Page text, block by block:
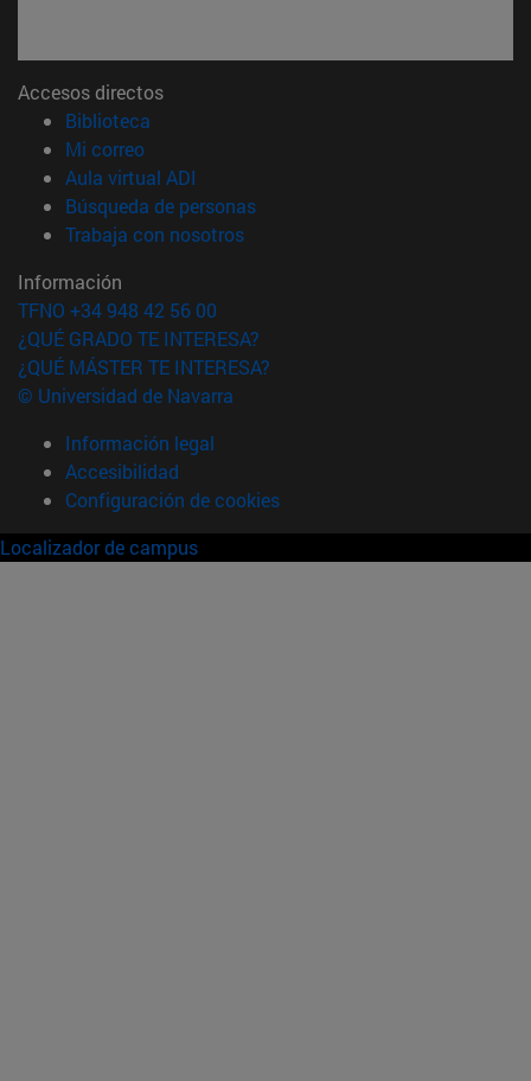
Accesos directos
Biblioteca
Mi correo(abre en nueva ventana)
Aula virtual ADI
Búsqueda de personas(abre en nueva ventana)
Trabaja con nosotros(abre en nueva ventana)
Información
TFNO +34 948 42 56 00
¿QUÉ GRADO TE INTERESA?
¿QUÉ MÁSTER TE INTERESA?
© Universidad de Navarra
Información legal
Accesibilidad
Configuración de cookies
Localizador de campus